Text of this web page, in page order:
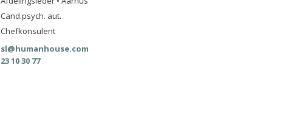
Cand.psych. aut.
Chefkonsulent
sl@humanhouse.com
23 10 30 77